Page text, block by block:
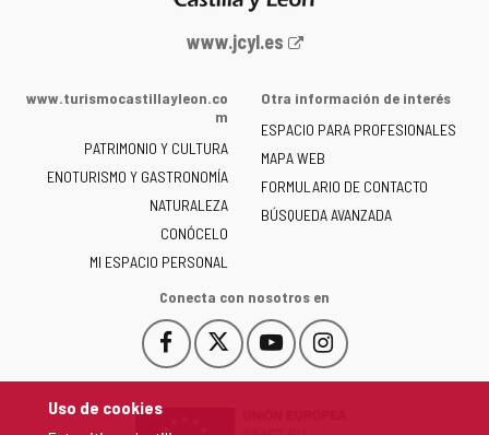
Uso de cookies
Portal
la
de
Castilla
y
León
-
www.jcyl.es
www.turismocastillayleon.co
m
PATRIMONIO Y CULTURA
ENOTURISMO Y GASTRONOMÍA
NATURALEZA
CONÓCELO
MI ESPACIO PERSONAL
Otra información de interés
ESPACIO PARA PROFESIONALES
MAPA WEB
FORMULARIO DE CONTACTO
BÚSQUEDA AVANZADA
Conecta con nosotros en
Facebook
Este
enlace
Este
enlace
YouTube
Este
enlace
Instagram
Este
enlace